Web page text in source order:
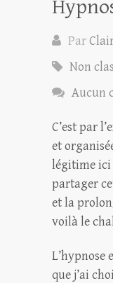
Par
Non
Aucun
C’est par
et
légitime ici
partager
et la
voilà le
L’hypnose
que j’ai